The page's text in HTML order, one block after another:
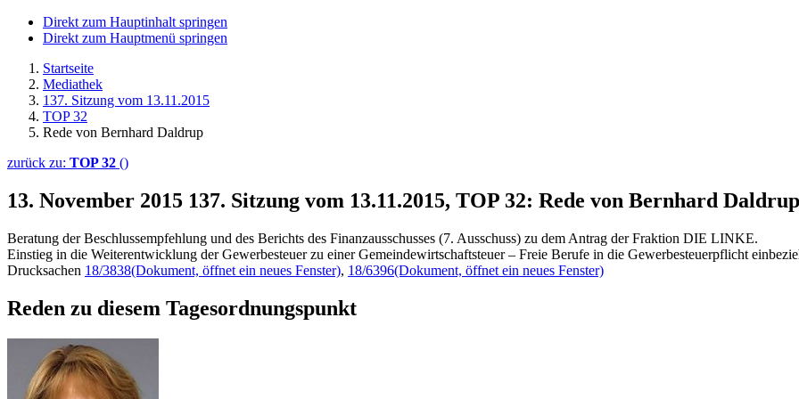
Direkt zum Hauptinhalt springen
Direkt zum Hauptmenü springen
Startseite
Mediathek
137. Sitzung vom 13.11.2015
TOP 32
Rede von Bernhard Daldrup
zurück zu: TOP 32 ()
13. November 2015 137. Sitzung vom 13.11.2015, TOP 32: Rede von Bernhard Daldrup
Beratung der Beschlussempfehlung und des Berichts des Finanzausschusses (7. Ausschuss) zu dem Antrag der Fraktion DIE LINKE.
Einstieg in die Weiterentwicklung der Gewerbesteuer zu einer Gemeindewirtschaftsteuer – Freie Berufe in die Gewerbesteuerpflicht
Drucksachen 18/3838(Dokument, öffnet ein neues Fenster), 18/6396(Dokument, öffnet ein neues Fenster)
Reden zu diesem Tagesordnungspunkt